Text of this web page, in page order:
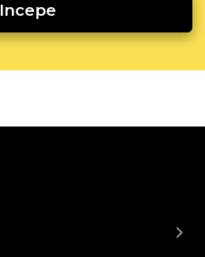
Incepe